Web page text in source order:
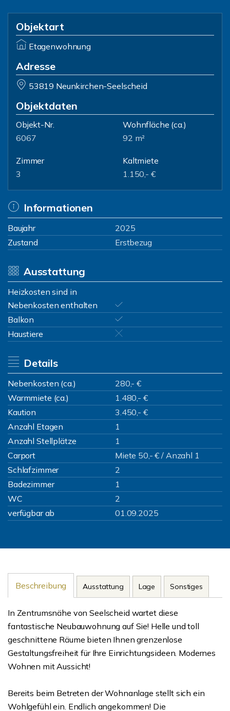
Objektart
Etagenwohnung
Adresse
53819 Neunkirchen-Seelscheid
Objektdaten
Objekt-Nr.
6067
Wohnfläche (ca.)
92 m²
Zimmer
3
Kaltmiete
1.150,- €
Informationen
Baujahr
2025
Zustand
Erstbezug
Ausstattung
Heizkosten sind in
Nebenkosten enthalten
Balkon
Haustiere
Details
Nebenkosten (ca.)
280,- €
Warmmiete (ca.)
1.480,- €
Kaution
3.450,- €
Anzahl Etagen
1
Anzahl Stellplätze
1
Carport
Miete 50,- € / Anzahl 1
Schlafzimmer
2
Badezimmer
1
WC
2
verfügbar ab
01.09.2025
Beschreibung Ausstattung Lage Sonstiges
In Zentrumsnähe von Seelscheid wartet diese
fantastische Neubauwohnung auf Sie! Helle und toll
geschnittene Räume bieten Ihnen grenzenlose
Gestaltungsfreiheit für Ihre Einrichtungsideen. Modernes
Wohnen mit Aussicht!
Bereits beim Betreten der Wohnanlage stellt sich ein
Wohlgefühl ein. Endlich angekommen! Die